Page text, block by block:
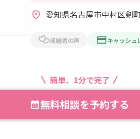
愛知県名古屋市中村区剣
成婚者の声 キャッシュ
簡単、1分で完了
無料相談を予約する